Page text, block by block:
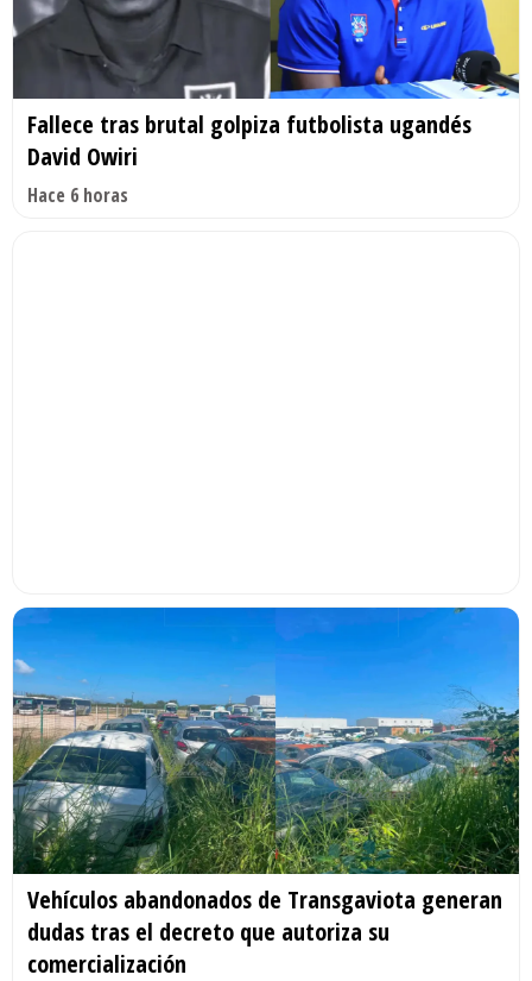
Fallece tras brutal golpiza futbolista ugandés
David Owiri
Hace 6 horas
Vehículos abandonados de Transgaviota generan
dudas tras el decreto que autoriza su
comercialización